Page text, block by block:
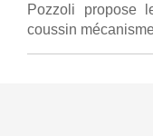
Pozzoli propose
coussin